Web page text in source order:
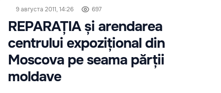
9 августа 2011, 14:26 697
REPARAȚIA și arendarea
centrului expozițional din
Moscova pe seama părții
moldave